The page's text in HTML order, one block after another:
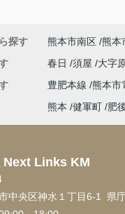
探す 熊本市南区 熊本
春日 須屋 大字
豊肥本線 熊本市
熊本 健軍町 肥
Next Links KM
中央区神水１丁目6-1 県